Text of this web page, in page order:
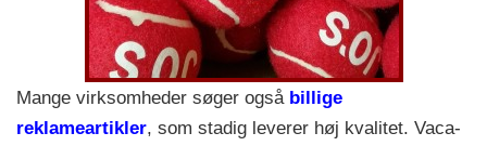
Mange virksomheder søger også billige
reklameartikler, som stadig leverer høj kvalitet. Vaca-